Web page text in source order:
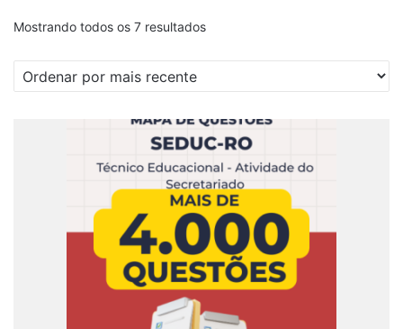
Mostrando todos os 7 resultadosClassificado
por
mais
recente